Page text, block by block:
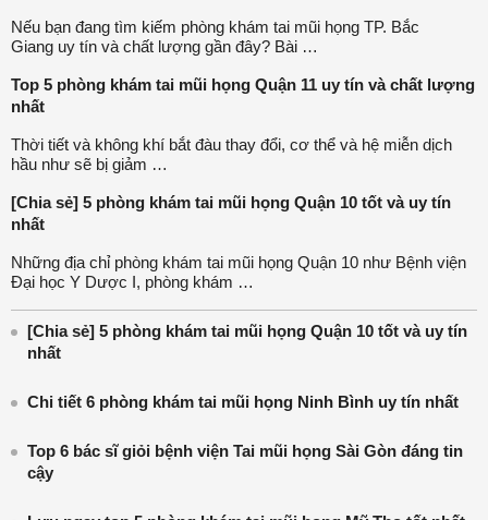
Nếu bạn đang tìm kiếm phòng khám tai mũi họng TP. Bắc
Giang uy tín và chất lượng gần đây? Bài …
Top 5 phòng khám tai mũi họng Quận 11 uy tín và chất lượng
nhất
Thời tiết và không khí bắt đàu thay đổi, cơ thể và hệ miễn dịch
hầu như sẽ bị giảm …
[Chia sẻ] 5 phòng khám tai mũi họng Quận 10 tốt và uy tín
nhất
Những địa chỉ phòng khám tai mũi họng Quận 10 như Bệnh viện
Đại học Y Dược I, phòng khám …
[Chia sẻ] 5 phòng khám tai mũi họng Quận 10 tốt và uy tín
nhất
Chi tiết 6 phòng khám tai mũi họng Ninh Bình uy tín nhất
Top 6 bác sĩ giỏi bệnh viện Tai mũi họng Sài Gòn đáng tin
cậy